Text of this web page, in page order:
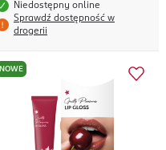
Niedostępny online
Sprawdź dostępność w
drogerii
NOWE